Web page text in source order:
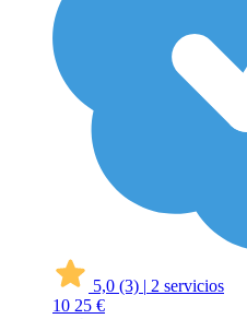
5,0 (3) | 2 servicios
10 25 €